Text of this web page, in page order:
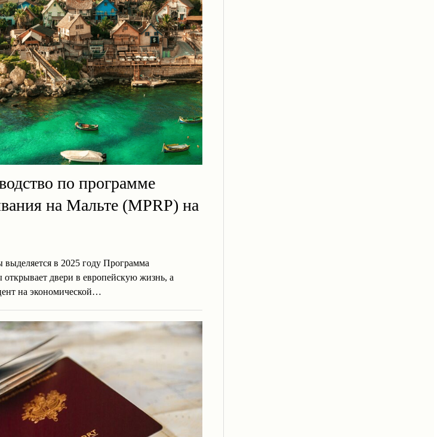
по программе
на Мальте (MPRP) на
в 2025 году Программа
двери в европейскую жизнь, а
на экономической…